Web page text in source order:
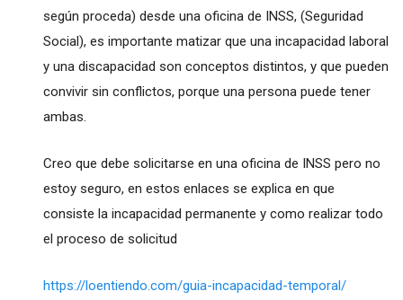
según proceda) desde una oficina de INSS, (Seguridad
Social), es importante matizar que una incapacidad laboral
y una discapacidad son conceptos distintos, y que pueden
convivir sin conflictos, porque una persona puede tener
ambas.
Creo que debe solicitarse en una oficina de INSS pero no
estoy seguro, en estos enlaces se explica en que
consiste la incapacidad permanente y como realizar todo
el proceso de solicitud
https://loentiendo.com/guia-incapacidad-temporal/